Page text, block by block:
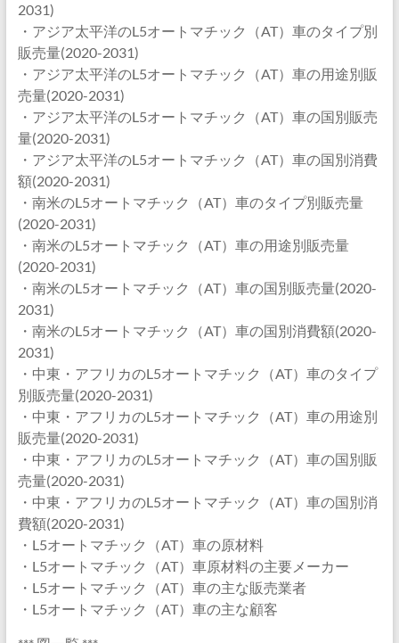
2031)
・アジア太平洋のL5オートマチック（AT）車のタイプ別
販売量(2020-2031)
・アジア太平洋のL5オートマチック（AT）車の用途別販
売量(2020-2031)
・アジア太平洋のL5オートマチック（AT）車の国別販売
量(2020-2031)
・アジア太平洋のL5オートマチック（AT）車の国別消費
額(2020-2031)
・南米のL5オートマチック（AT）車のタイプ別販売量
(2020-2031)
・南米のL5オートマチック（AT）車の用途別販売量
(2020-2031)
・南米のL5オートマチック（AT）車の国別販売量(2020-
2031)
・南米のL5オートマチック（AT）車の国別消費額(2020-
2031)
・中東・アフリカのL5オートマチック（AT）車のタイプ
別販売量(2020-2031)
・中東・アフリカのL5オートマチック（AT）車の用途別
販売量(2020-2031)
・中東・アフリカのL5オートマチック（AT）車の国別販
売量(2020-2031)
・中東・アフリカのL5オートマチック（AT）車の国別消
費額(2020-2031)
・L5オートマチック（AT）車の原材料
・L5オートマチック（AT）車原材料の主要メーカー
・L5オートマチック（AT）車の主な販売業者
・L5オートマチック（AT）車の主な顧客